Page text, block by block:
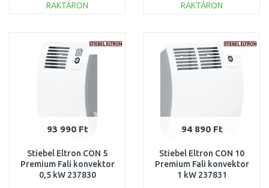
RAKTÁRON
Összehasonlítás
RAKTÁRON
Összehasonlítás
93 990 Ft
Stiebel Eltron CON 5
Premium Fali konvektor
0,5 kW 237830
94 890 Ft
Stiebel Eltron CON 10
Premium Fali konvektor
1 kW 237831